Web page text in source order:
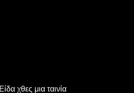
Είδα χθες μια ταινία